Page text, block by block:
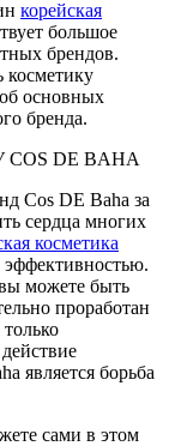
корейская
большое
брендов.
косметику
основных
бренда.
DE BAHA
Cos DE Baha за
сердца многих
косметика
эффективностью.
можете быть
проработан
является борьба
сами в этом